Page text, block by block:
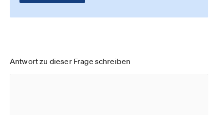
Antwort zu dieser Frage schreiben